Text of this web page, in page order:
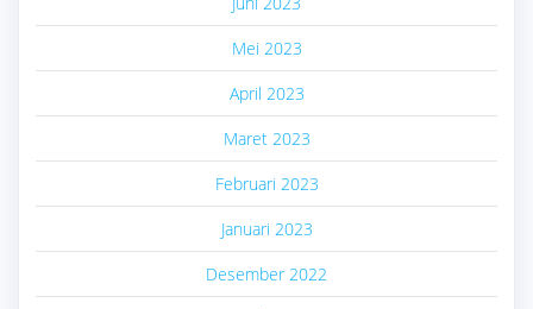
Mei 2023
April 2023
Maret 2023
Februari 2023
Januari 2023
Desember 2022